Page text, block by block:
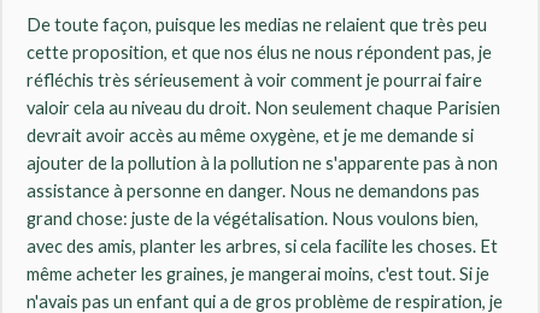
De toute façon, puisque les medias ne relaient que très peu
cette proposition, et que nos élus ne nous répondent pas, je
réfléchis très sérieusement à voir comment je pourrai faire
valoir cela au niveau du droit. Non seulement chaque Parisien
devrait avoir accès au même oxygène, et je me demande si
ajouter de la pollution à la pollution ne s'apparente pas à non
assistance à personne en danger. Nous ne demandons pas
grand chose: juste de la végétalisation. Nous voulons bien,
avec des amis, planter les arbres, si cela facilite les choses. Et
même acheter les graines, je mangerai moins, c'est tout. Si je
n'avais pas un enfant qui a de gros problème de respiration, je